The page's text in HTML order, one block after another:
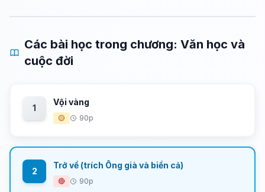
Các bài học trong chương: Văn học và
cuộc đời
1
Vội vàng
🟡 90p
2
Trở về (trích Ông già và biển cả)
🔴 90p